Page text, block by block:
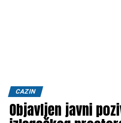
CAZIN
Objavljen javni